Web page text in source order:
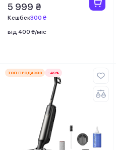
5 999 ₴
Кешбек300 ₴
від 400 ₴/міс
ТОП ПРОДАЖІВ -49%